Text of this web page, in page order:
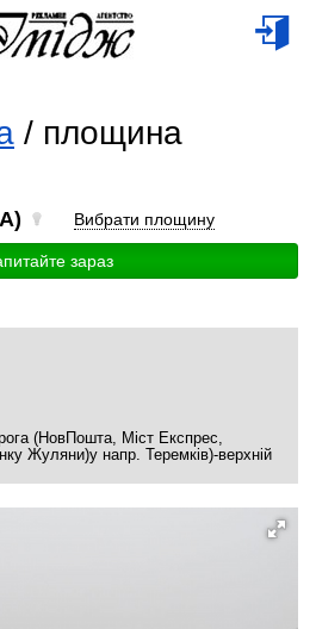
/ площина
Вибрати площину
зараз
(НовПошта, Міст Експрес,
Жуляни)у напр. Теремків)-верхній